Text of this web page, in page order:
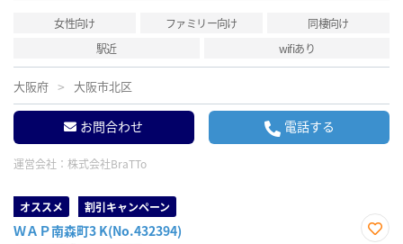
女性向け ファミリー向け
同棲向け
駅近
wifiあり
大阪府 大阪市北区
お問合わせ 電話する
運営会社： 株式会社BraTTo
オススメ 割引キャンペーン
ＷＡＰ南森町3 K(No.432394)